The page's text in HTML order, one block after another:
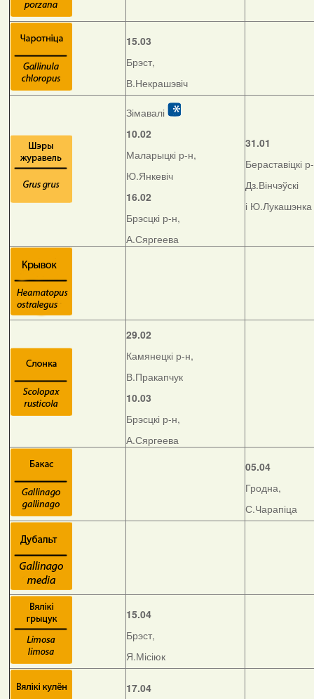
15.03
Брэст,
В.Некрашэвіч
Зімавалі
10.02
Маларыцкі р-н,
Ю.Янкевіч
16.02
Брэсцкі р-н,
А.Сяргеева
31.01
Бераставіцкі
Дз.Вінчэўскі
і Ю.Лукашэнка
29.02
Камянецкі р-н,
В.Пракапчук
10.03
Брэсцкі р-н,
А.Сяргеева
05.04
Гродна,
С.Чарапіца
15.04
Брэст,
Я.Місіюк
17.04